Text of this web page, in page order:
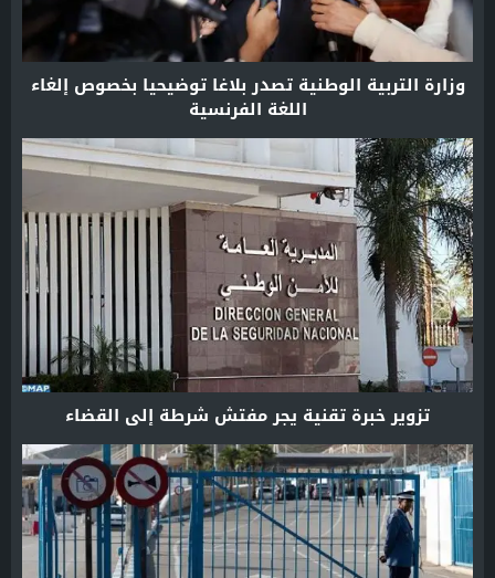
وزارة التربية الوطنية تصدر بلاغا توضيحيا بخصوص إلغاء
اللغة الفرنسية
تزوير خبرة تقنية يجر مفتش شرطة إلى القضاء